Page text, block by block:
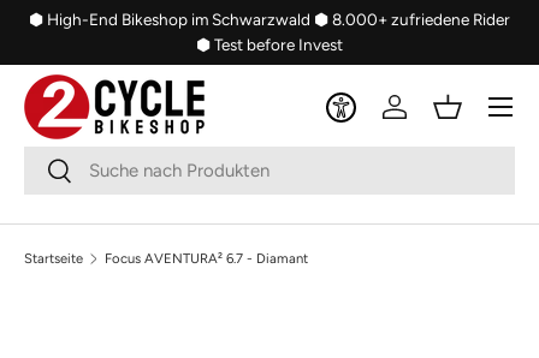
⬢ High-End Bikeshop im Schwarzwald ⬢ 8.000+ zufriedene Rider
⬢ Test before Invest
SuchenSuchen
Einloggen
Menü
Startseite Focus AVENTURA² 6.7 - Diamant